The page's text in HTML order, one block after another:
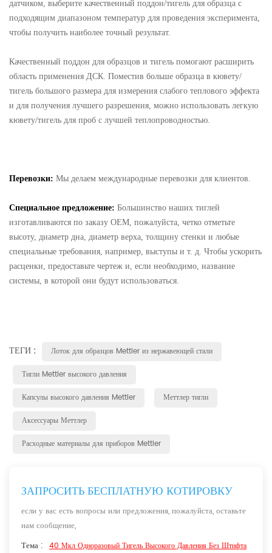
датчиком, выберите качественный поддон/тигель для образца с
подходящим диапазоном температур для проведения эксперимента,
чтобы получить наиболее точный результат.
Качественный поддон для образцов и тигель помогают расширить
область применения ДСК. Поместив больше образца в кювету/
тигель большого размера для измерения слабого теплового эффекта
и для получения лучшего разрешения, можно использовать легкую
кювету/тигель для проб с лучшей теплопроводностью.
Перевозки: Мы делаем международные перевозки для клиентов.
Специальное предложение: Большинство наших тиглей
изготавливаются по заказу OEM, пожалуйста, четко отметьте
высоту, диаметр дна, диаметр верха, толщину стенки и любые
специальные требования, например, выступы и т. д. Чтобы ускорить
расценки, предоставьте чертеж и, если необходимо, название
системы, в которой они будут использоваться.
ТЕГИ :
Лоток для образцов Mettler из нержавеющей стали
Тигли Mettler высокого давления
Капсулы высокого давления Mettler
Меттлер тигли
Аксессуары Меттлер
Расходные материалы для приборов Mettler
ЗАПРОСИТЬ БЕСПЛАТНУЮ КОТИРОВКУ
если у вас есть вопросы или предложения, пожалуйста, оставьте
нам сообщение,
Тема : 40 Мкл Одноразовый Тигель Высокого Давления Без Штифта